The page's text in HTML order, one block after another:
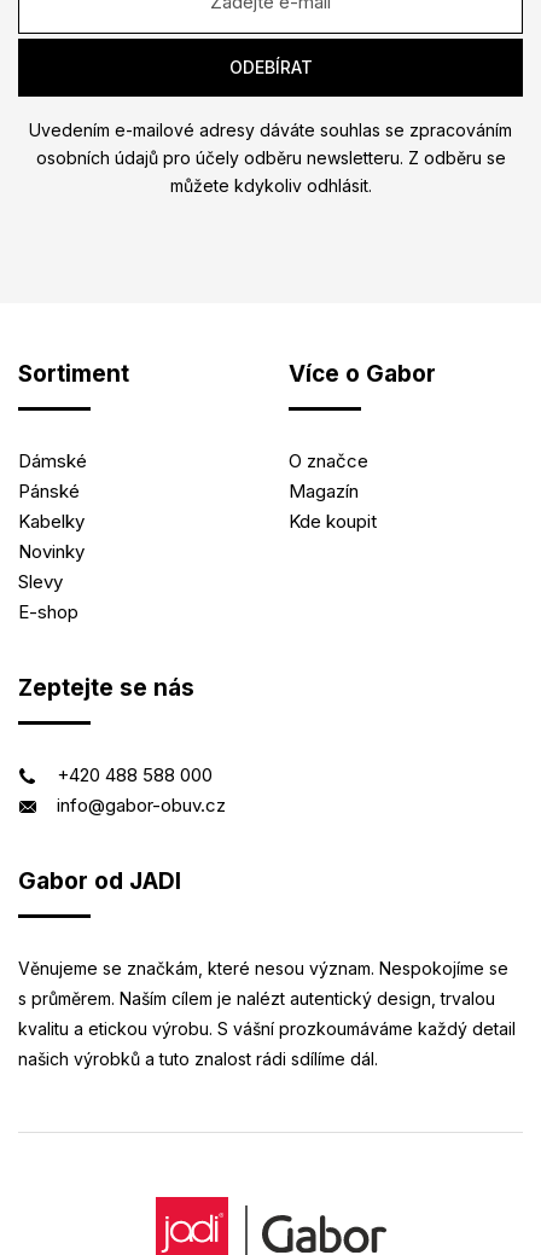
Uvedením e-mailové adresy dáváte souhlas se zpracováním
osobních údajů pro účely odběru newsletteru. Z odběru se
můžete kdykoliv odhlásit.
Sortiment
Dámské
Pánské
Kabelky
Novinky
Slevy
E-shop
Více o Gabor
O značce
Magazín
Kde koupit
Zeptejte se nás
+420 488 588 000
info@gabor-obuv.cz
Gabor od JADI
Věnujeme se značkám, které nesou význam. Nespokojíme se
s průměrem. Naším cílem je nalézt autentický design, trvalou
kvalitu a etickou výrobu. S vášní prozkoumáváme každý detail
našich výrobků a tuto znalost rádi sdílíme dál.